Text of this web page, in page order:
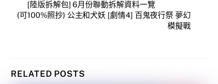
[陸版拆解包] 6月份聯動拆解資料一覽
(可100%照抄) 公主和犬妖 [劇情4] 百鬼夜行祭 夢幻
模擬戰
RELATED POSTS